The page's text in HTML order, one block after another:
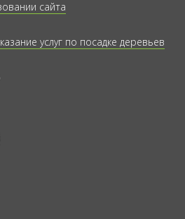
сайта
услуг по посадке деревьев